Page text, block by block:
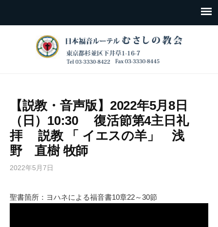
【説教・音声版】2022年5月8日
（日）10:30 復活節第4主日礼
拝 説教 「 イエスの羊」 浅
野 直樹 牧師
2022年5月7日
聖書箇所：ヨハネによる福音書10章22～30節